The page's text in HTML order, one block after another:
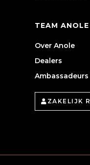
TEAM ANOLE
Over Anole
Dealers
Ambassadeurs
ZAKELIJK